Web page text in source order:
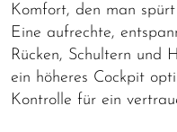
Komfort, den man spürt
Eine aufrechte,
Rücken, Schultern und
ein höheres Cockpit
Kontrolle für ein